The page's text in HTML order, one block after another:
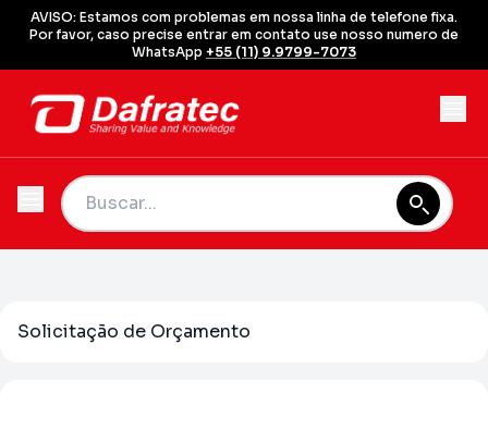
AVISO: Estamos com problemas em nossa linha de telefone fixa.
Por favor, caso precise entrar em contato use nosso numero de
WhatsApp +55 (11) 9.9799-7073
Solicitação de Orçamento